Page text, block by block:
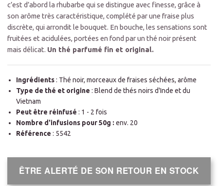
c’est d’abord la rhubarbe qui se distingue avec finesse, grâce à
son arôme très caractéristique, complété par une fraise plus
discrète, qui arrondit le bouquet. En bouche, les sensations sont
fruitées et acidulées, portées en fond par un thé noir présent
mais délicat. Un thé parfumé fin et original.
Ingrédients: Thé noir, morceaux de fraises séchées, arôme
Type de thé et origine : Blend de thés noirs d'Inde et du
Vietnam
Peut être réinfusé : 1 - 2 fois
Nombre d'infusions pour 50g : env. 20
Référence : 5542
ÊTRE ALERTÉ DE SON RETOUR EN STOCK